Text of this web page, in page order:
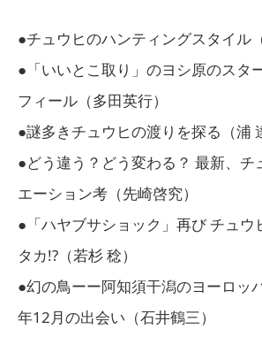
●チュウヒのハンティングスタイル
●「いいとこ取り」のヨシ原のスタ
フィール（多田英行）
●謎多きチュウヒの渡りを探る（浦
●どう違う？どう変わる？ 最新、チ
エーション考（先崎啓究）
●「ハヤブサショック」再び チュウ
タカ!?（若杉 稔）
●幻の鳥ーー阿知須干潟のヨーロッ
年12月の出会い（石井鶴三）